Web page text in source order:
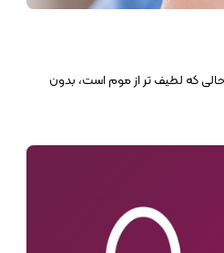
دهد. در حالی که لطیف تر از موم است، بدون